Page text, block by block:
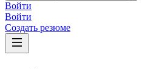
Войти
Войти
Создать резюме